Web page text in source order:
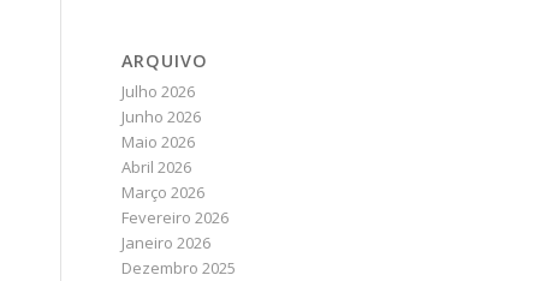
ARQUIVO
Julho 2026
Junho 2026
Maio 2026
Abril 2026
Março 2026
Fevereiro 2026
Janeiro 2026
Dezembro 2025